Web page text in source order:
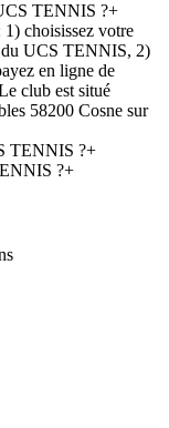
TENNIS ?+
choisissez votre
du UCS TENNIS, 2)
en ligne de
club est situé
58200 Cosne sur
TENNIS ?+
?+